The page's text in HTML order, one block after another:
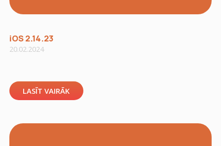
iOS 2.14.23
20.02.2024
LASĪT VAIRĀK